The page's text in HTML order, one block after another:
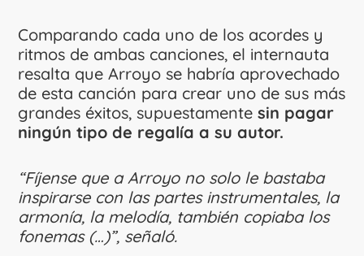
Comparando cada uno de los acordes y
ritmos de ambas canciones, el internauta
resalta que Arroyo se habría aprovechado
de esta canción para crear uno de sus más
grandes éxitos, supuestamente sin pagar
ningún tipo de regalía a su autor.
“Fíjense que a Arroyo no solo le bastaba
inspirarse con las partes instrumentales, la
armonía, la melodía, también copiaba los
fonemas (…)”, señaló.